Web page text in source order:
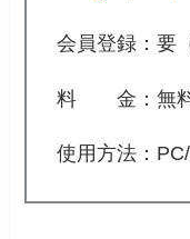
会員登録：要
料 金：無料
使用方法：